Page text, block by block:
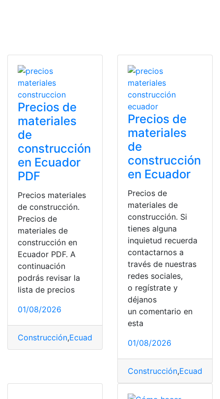
Precios de
materiales
de
construcción
en Ecuador
PDF
Precios materiales
de construcción.
Precios de
materiales de
construcción en
Ecuador PDF. A
continuación
podrás revisar la
lista de precios
01/08/2026
Construcción,Ecuador Listado, Materiales
Precios de
materiales
de
construcción
en Ecuador
Precios de
materiales de
construcción. Si
tienes alguna
inquietud recuerda
contactarnos a
través de nuestras
redes sociales,
o regístrate y
déjanos
un comentario en
esta
01/08/2026
Construcción,Ecuador